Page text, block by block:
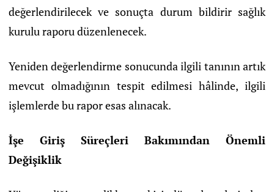
değerlendirilecek ve sonuçta durum bildirir sağlık
kurulu raporu düzenlenecek.
Yeniden değerlendirme sonucunda ilgili tanının artık
mevcut olmadığının tespit edilmesi hâlinde, ilgili
işlemlerde bu rapor esas alınacak.
İşe Giriş Süreçleri Bakımından Önemli
Değişiklik